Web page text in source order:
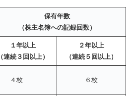
保有年数
（株主名簿への記録回数）
１年以上
（連続３回以上）
２年以上
（連続５回以上）
４枚 ６枚